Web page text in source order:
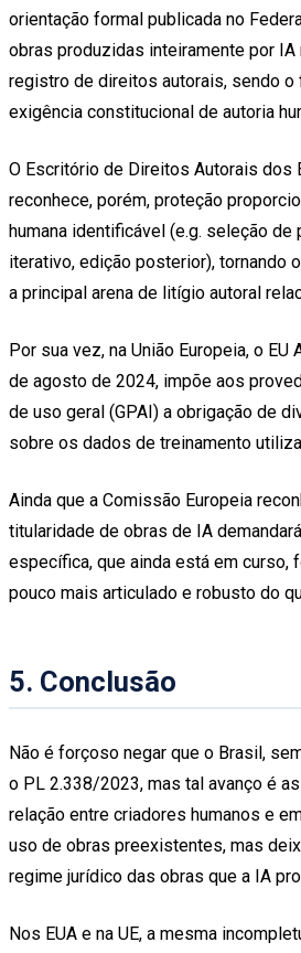
orientação formal publicada no
obras produzidas inteiramente por
registro de direitos autorais, sendo o
exigência constitucional de autoria
O Escritório de Direitos Autorais dos
reconhece, porém, proteção
humana identificável (e.g. seleção de
iterativo, edição posterior), tornando
a principal arena de litígio autoral
Por sua vez, na União Europeia, o EU
de agosto de 2024, impõe aos
de uso geral (GPAI) a obrigação de
sobre os dados de treinamento
Ainda que a Comissão Europeia
titularidade de obras de IA
específica, que ainda está em curso,
pouco mais articulado e robusto do
5. Conclusão
Não é forçoso negar que o Brasil,
o PL 2.338/2023, mas tal avanço é
relação entre criadores humanos e
uso de obras preexistentes, mas
regime jurídico das obras que a IA
Nos EUA e na UE, a mesma